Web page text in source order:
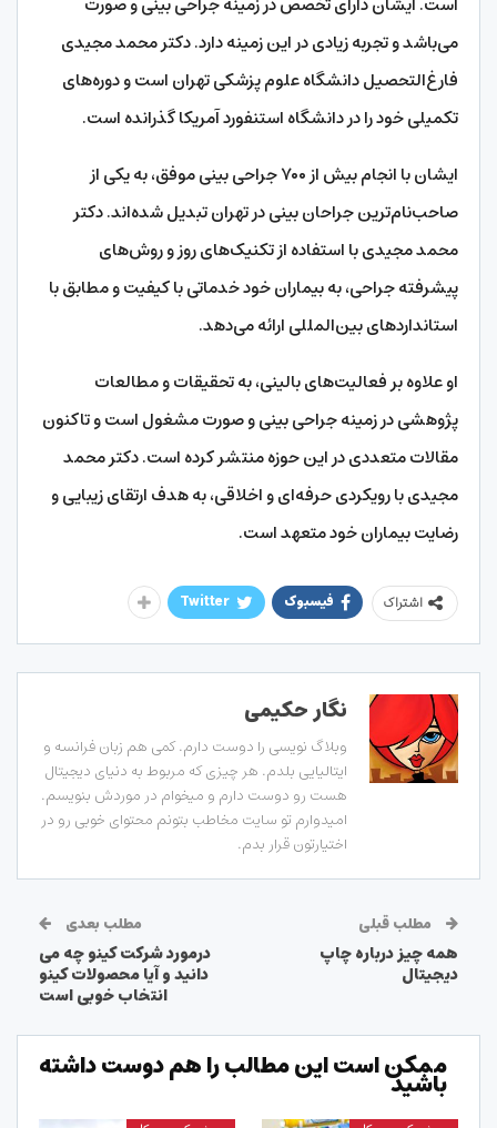
می‌باشد و تجربه زیادی در این زمینه دارد. دکتر محمد مجیدی
فارغ‌التحصیل دانشگاه علوم پزشکی تهران است و دوره‌های
تکمیلی خود را در دانشگاه استنفورد آمریکا گذرانده است.
ایشان با انجام بیش از ۷۰۰ جراحی بینی موفق، به یکی از
صاحب‌نام‌ترین جراحان بینی در تهران تبدیل شده‌اند. دکتر
محمد مجیدی با استفاده از تکنیک‌های روز و روش‌های
پیشرفته جراحی، به بیماران خود خدماتی با کیفیت و مطابق با
استانداردهای بین‌المللی ارائه می‌دهد.
او علاوه بر فعالیت‌های بالینی، به تحقیقات و مطالعات
پژوهشی در زمینه جراحی بینی و صورت مشغول است و تاکنون
مقالات متعددی در این حوزه منتشر کرده است. دکتر محمد
مجیدی با رویکردی حرفه‌ای و اخلاقی، به هدف ارتقای زیبایی و
رضایت بیماران خود متعهد است.
اشتراک فیسبوک Twitter
نگار حکیمی
وبلاگ نویسی را دوست دارم. کمی هم زبان فرانسه و
ایتالیایی بلدم. هر چیزی که مربوط به دنیای دیجیتال
هست رو دوست دارم و میخوام در موردش بنویسم.
امیدوارم تو سایت مخاطب بتونم محتوای خوبی رو در
اختیارتون قرار بدم.
مطلب قبلی
همه چیز درباره چاپ
دیجیتال
مطلب بعدی
درمورد شرکت کینو چه می
دانید و آیا محصولات کینو
انتخاب خوبی است
ممکن است این مطالب را هم دوست داشته
باشید